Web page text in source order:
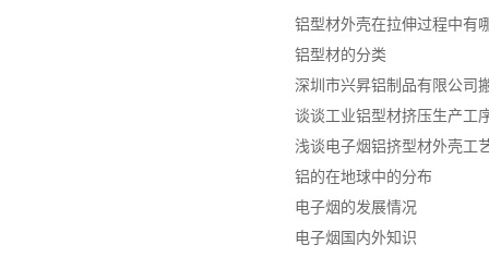
铝型材外壳在拉伸过程中有
铝型材的分类
深圳市兴昇铝制品有限公司
谈谈工业铝型材挤压生产工
浅谈电子烟铝挤型材外壳工
铝的在地球中的分布
电子烟的发展情况
电子烟国内外知识